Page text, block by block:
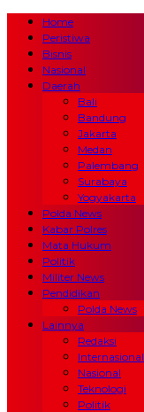
Home
Peristiwa
Bisnis
Nasional
Daerah
Bali
Bandung
Jakarta
Medan
Palembang
Surabaya
Yogyakarta
Polda News
Kabar Polres
Mata Hukum
Politik
Militer News
Pendidikan
Polda News
Lainnya
Redaksi
Internasional
Nasional
Teknologi
Politik